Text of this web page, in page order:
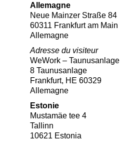
Allemagne
Neue Mainzer Straße 84
60311 Frankfurt am Main
Allemagne
Adresse du visiteur
WeWork – Taunusanlage
8 Taunusanlage
Frankfurt, HE 60329
Allemagne
Estonie
Mustamäe tee 4
Tallinn
10621 Estonia